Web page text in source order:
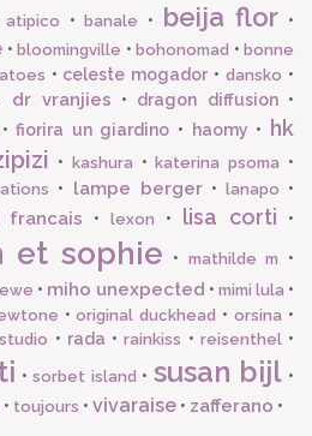
atipico •banale • beija flor •
•bloomingville •bohonomad •bonne
• celeste mogador •dansko •
dr vranjies • dragon diffusion•
•fiorira un giardino • haomy •
hk
• kashura •katerina psoma •
• lampe berger• lanapo •
• lexon • lisa corti •
et sophie • mathilde m
•
• miho unexpected • mimi lula •
•original duckhead •orsina •
• rada •rainkiss • reisenthel•
•sorbet island • susan bijl •
• toujours • vivaraise • zafferano •